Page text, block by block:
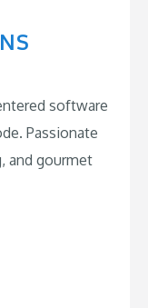
software
Passionate
and gourmet